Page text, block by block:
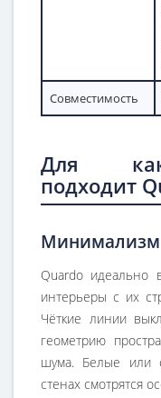
Совместимость
Для
подходит
Минимализм
Quardo идеально
интерьеры с их
Чёткие линии
геометрию
шума. Белые или
стенах смотрятся